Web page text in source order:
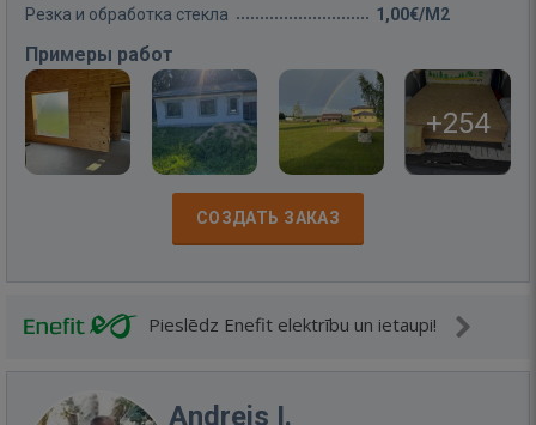
Резка и обработка стекла 1,00€/M2
Примеры работ
+254
СОЗДАТЬ ЗАКАЗ
Pieslēdz Enefit elektrību un ietaupi!
Andrejs I.